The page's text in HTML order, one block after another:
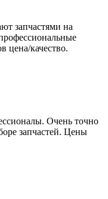
запчастями на
цена/качество.
Очень точно
запчастей. Цены